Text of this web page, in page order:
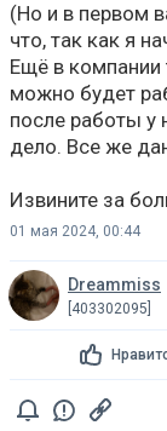
(Но и в первом
что, так как я
Ещё в компании
можно будет
после работы у
дело. Все же
Извините за
01 мая 2024, 00:44
Dreammiss
[403302095]